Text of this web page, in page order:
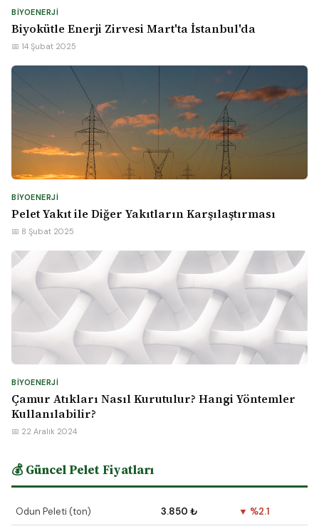
BIYOENERJI
Biyokütle Enerji Zirvesi Mart'ta İstanbul'da
📅 14 Şubat 2025
BIYOENERJI
Pelet Yakıt ile Diğer Yakıtların Karşılaştırması
📅 8 Şubat 2025
BIYOENERJI
Çamur Atıkları Nasıl Kurutulur? Hangi Yöntemler
Kullanılabilir?
📅 22 Aralık 2024
💰 Güncel Pelet Fiyatları
Odun Peleti (ton) 3.850 ₺ ▼ %2.1